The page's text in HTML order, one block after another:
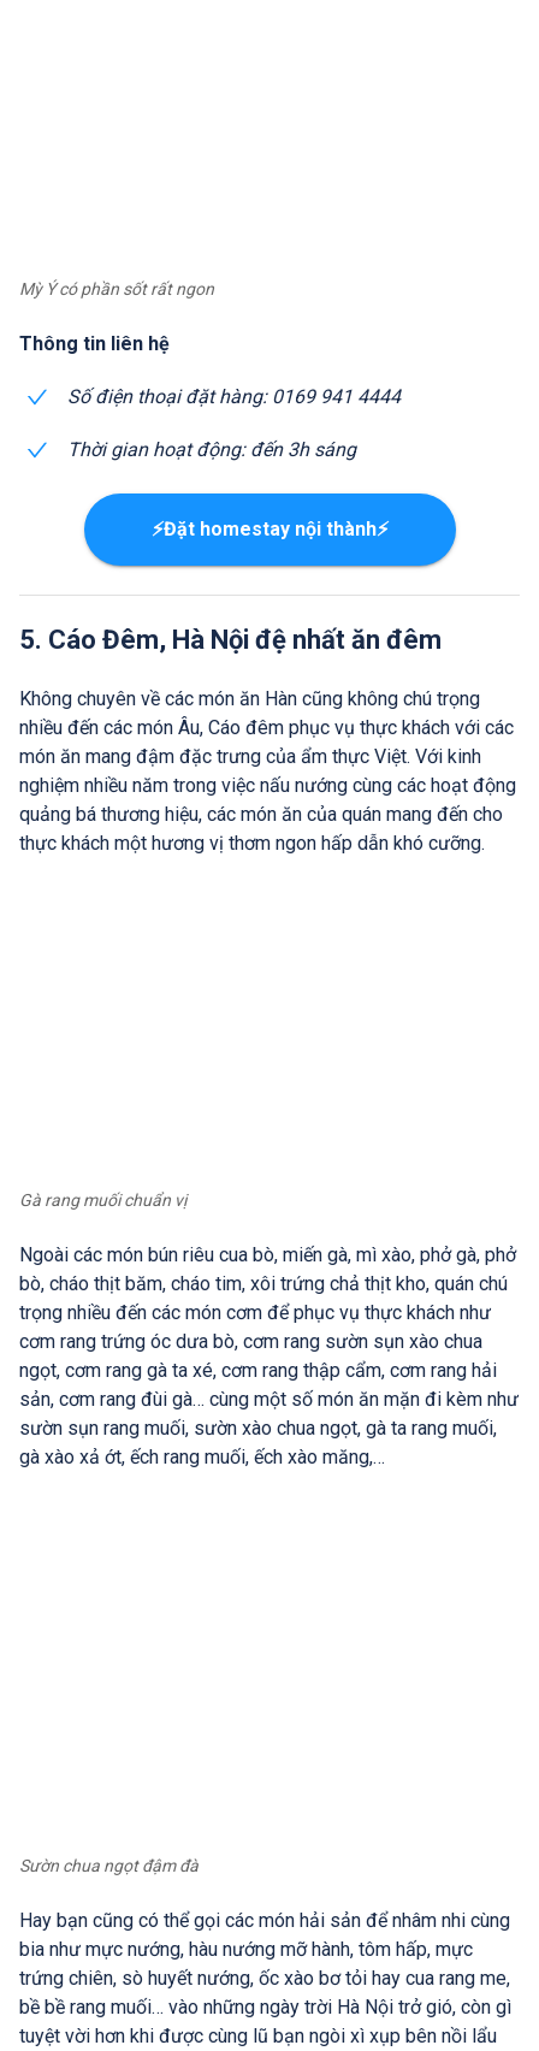
Mỳ Ý có phần sốt rất ngon
Thông tin liên hệ
Số điện thoại đặt hàng: 0169 941 4444
Thời gian hoạt động: đến 3h sáng
⚡Đặt homestay nội thành⚡
5. Cáo Đêm, Hà Nội đệ nhất ăn đêm
Không chuyên về các món ăn Hàn cũng không chú trọng
nhiều đến các món Âu, Cáo đêm phục vụ thực khách với các
món ăn mang đậm đặc trưng của ẩm thực Việt. Với kinh
nghiệm nhiều năm trong việc nấu nướng cùng các hoạt động
quảng bá thương hiệu, các món ăn của quán mang đến cho
thực khách một hương vị thơm ngon hấp dẫn khó cưỡng.
Gà rang muối chuẩn vị
Ngoài các món bún riêu cua bò, miến gà, mì xào, phở gà, phở
bò, cháo thịt băm, cháo tim, xôi trứng chả thịt kho, quán chú
trọng nhiều đến các món cơm để phục vụ thực khách như
cơm rang trứng óc dưa bò, cơm rang sườn sụn xào chua
ngọt, cơm rang gà ta xé, cơm rang thập cẩm, cơm rang hải
sản, cơm rang đùi gà… cùng một số món ăn mặn đi kèm như
sườn sụn rang muối, sườn xào chua ngọt, gà ta rang muối,
gà xào xả ớt, ếch rang muối, ếch xào măng,…
Sườn chua ngọt đậm đà
Hay bạn cũng có thể gọi các món hải sản để nhâm nhi cùng
bia như mực nướng, hàu nướng mỡ hành, tôm hấp, mực
trứng chiên, sò huyết nướng, ốc xào bơ tỏi hay cua rang me,
bề bề rang muối… vào những ngày trời Hà Nội trở gió, còn gì
tuyệt vời hơn khi được cùng lũ bạn ngòi xì xụp bên nồi lẩu